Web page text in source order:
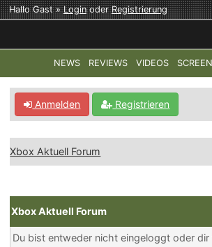
Hallo Gast »LoginoderRegistrierung
NEWS REVIEWS VIDEOS
TOP-THEMEN: COD: MODERN
Anmelden Registrieren
Xbox Aktuell Forum
Xbox Aktuell Forum
Du bist entweder nicht eingeloggt oder